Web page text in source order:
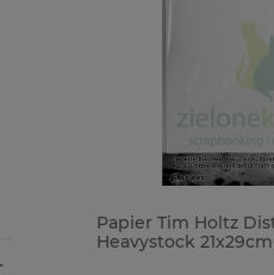
Papier Tim Holtz
Heavystock 21x29cm